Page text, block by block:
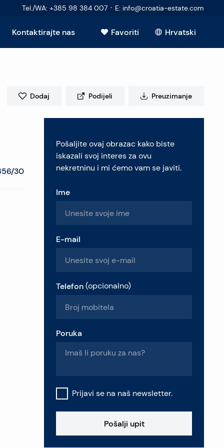
Tel./WA: +385 98 384 007 · E: info@croatia-estate.com
Kontaktirajte nas Favoriti Hrvatski
Vidi sve
30
Dodaj Podijeli Preuzimanje
Pošaljite ovaj obrazac kako biste
iskazali svoj interes za ovu
nekretninu i mi ćemo vam se javiti.
Ime
E-mail
Telefon (opcionalno)
Poruka
Prijavi se na naš newsletter.
Pošalji upit